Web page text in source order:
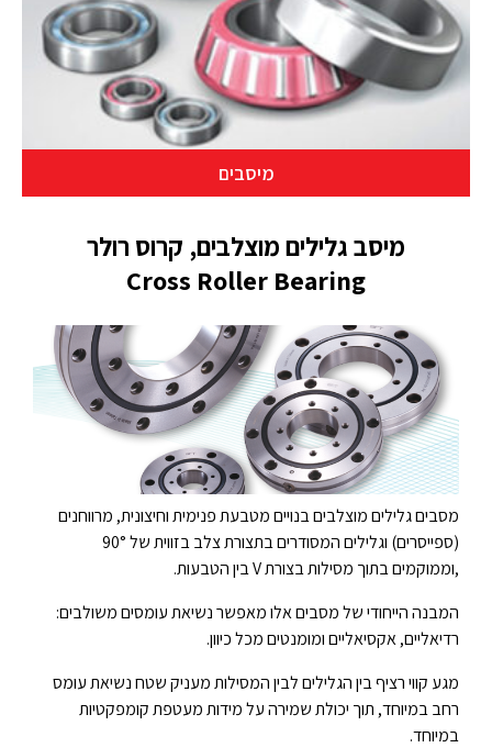
מיסבים
מיסב גלילים מוצלבים, קרוס רולר
Cross Roller Bearing
מסבים גלילים מוצלבים בנויים מטבעת פנימית וחיצונית, מרווחנים
(ספייסרים) וגלילים המסודרים בתצורת צלב בזווית של 90°
,וממוקמים בתוך מסילות בצורת V בין הטבעות.
המבנה הייחודי של מסבים אלו מאפשר נשיאת עומסים משולבים:
רדיאליים, אקסיאליים ומומנטים מכל כיוון.
מגע קווי רציף בין הגלילים לבין המסילות מעניק שטח נשיאת עומס
רחב במיוחד, תוך יכולת שמירה על מידות מעטפת קומפקטיות
במיוחד.